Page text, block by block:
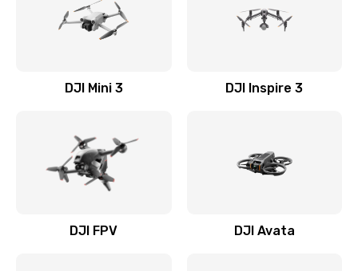
DJI Mini 3 DJI Inspire 3
DJI FPV DJI Avata